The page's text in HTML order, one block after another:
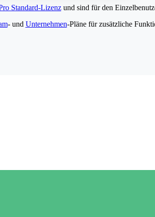
Standard-Lizenzund sind für den
- und Unternehmen-Pläne für zusätzliche